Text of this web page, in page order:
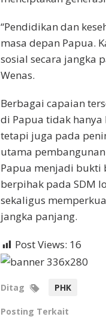
“Pendidikan dan
masa depan Papua.
sosial secara jangka
Wenas.
Berbagai capaian
di Papua tidak
tetapi juga pada
utama
Papua menjadi bukti
berpihak pada SDM
sekaligus
jangka panjang.
Post Views: 16
Ditag PHK
Posting Terkait